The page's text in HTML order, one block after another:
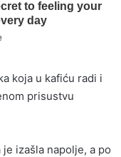
koja u kafiću radi i
prisustvu
izašla napolje, a po